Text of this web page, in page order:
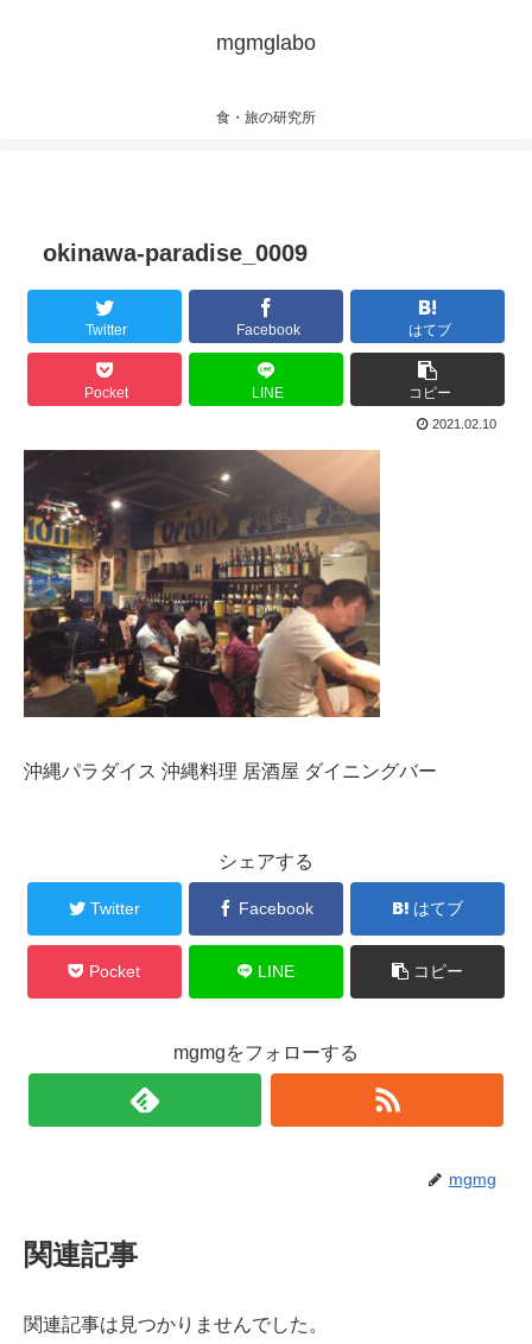
mgmglabo
食・旅の研究所
okinawa-paradise_0009
Twitter Facebook はてブ
Pocket LINE コピー
2021.02.10
沖縄パラダイス 沖縄料理 居酒屋 ダイニングバー
シェアする
Twitter Facebook はてブ
Pocket LINE コピー
mgmgをフォローする
mgmg
関連記事
関連記事は見つかりませんでした。